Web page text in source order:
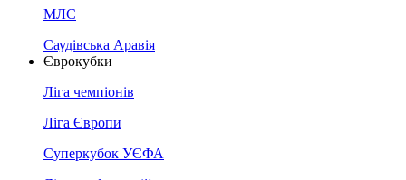
МЛС
Саудівська Аравія
Єврокубки
Ліга чемпіонів
Ліга Європи
Суперкубок УЄФА